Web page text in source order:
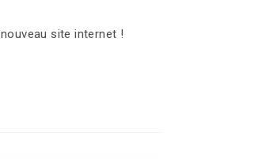
site internet !